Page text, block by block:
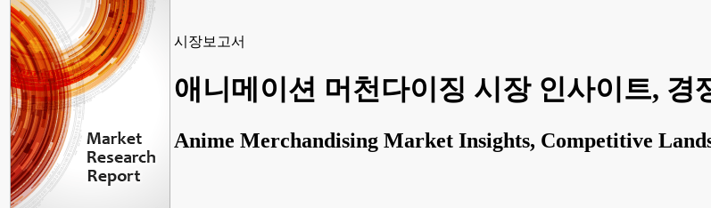
시장보고서
애니메이션 머천다이징 시장 인사이트, 경
Anime Merchandising Market Insights, Competitive